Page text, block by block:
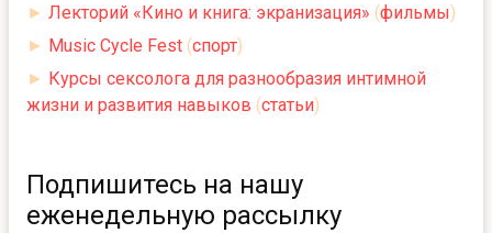
► Лекторий «Кино и книга: экранизация» (фильмы)
► Music Cycle Fest (спорт)
► Курсы сексолога для разнообразия интимной
жизни и развития навыков (статьи)
Подпишитесь на нашу
еженедельную рассылку